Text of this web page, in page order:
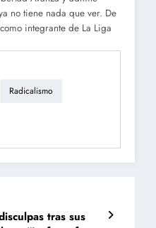
no tiene nada que ver. De
integrante de La Liga
Radicalismo
tras sus